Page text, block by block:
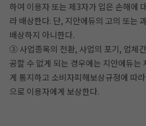
하여 이용자 또는 제3자가 입은 손해에
라 배상한다. 단, 지안에듀의 고의 또는
배상하지 아니한다.
③ 사업종목의 전환, 사업의 포기, 업체
공할 수 없게 되는 경우에는 지안에듀는
게 통지하고 소비자피해보상규정에 따
으로 이용자에게 보상한다.